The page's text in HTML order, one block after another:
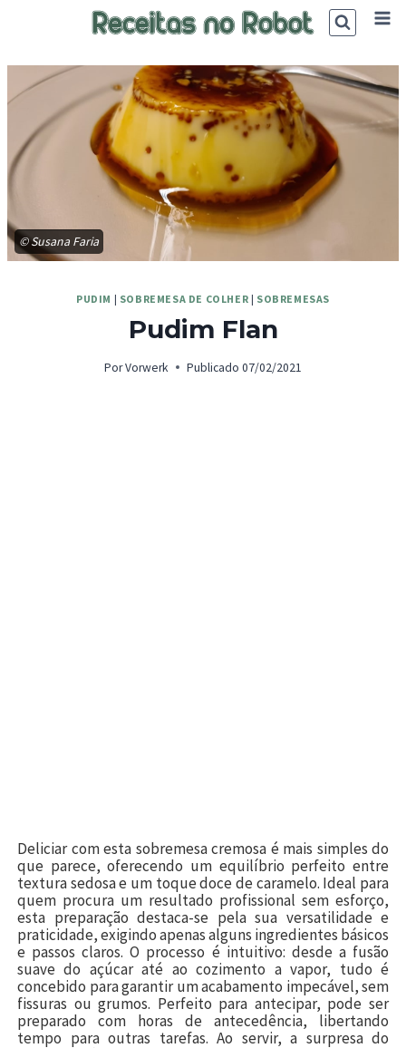
© Susana Faria
PUDIM | SOBREMESA DE COLHER | SOBREMESAS
Pudim Flan
PorVorwerk Publicado 07/02/2021
Deliciar com esta sobremesa cremosa é mais simples do
que parece, oferecendo um equilíbrio perfeito entre
textura sedosa e um toque doce de caramelo. Ideal para
quem procura um resultado profissional sem esforço,
esta preparação destaca-se pela sua versatilidade e
praticidade, exigindo apenas alguns ingredientes básicos
e passos claros. O processo é intuitivo: desde a fusão
suave do açúcar até ao cozimento a vapor, tudo é
concebido para garantir um acabamento impecável, sem
fissuras ou grumos. Perfeito para antecipar, pode ser
preparado com horas de antecedência, libertando
tempo para outras tarefas. Ao servir, a surpresa do